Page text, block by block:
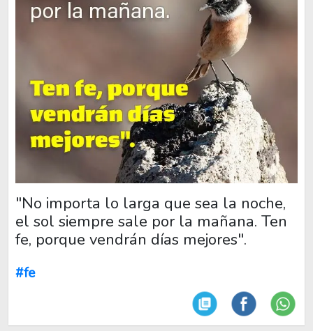
"No importa lo larga que sea la noche,
el sol siempre sale por la mañana. Ten
fe, porque vendrán días mejores".
#fe